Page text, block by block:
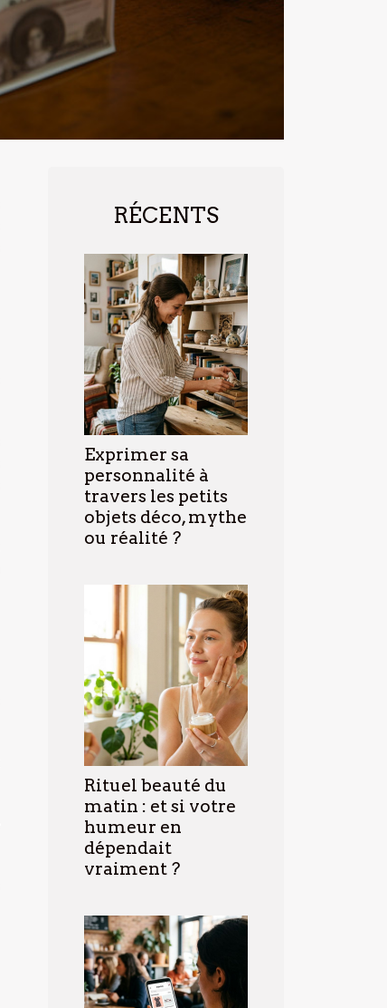
RÉCENTS
Exprimer sa
personnalité à
travers les petits
objets déco, mythe
ou réalité ?
Rituel beauté du
matin : et si votre
humeur en
dépendait
vraiment ?